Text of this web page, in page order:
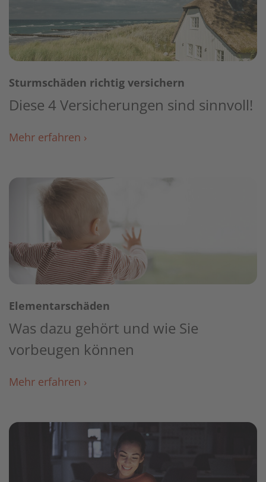
Sturmschäden richtig versichern
Diese 4 Versicherungen sind sinnvoll!
Mehr erfahren ›
Elementarschäden
Was dazu gehört und wie Sie
vorbeugen können
Mehr erfahren ›